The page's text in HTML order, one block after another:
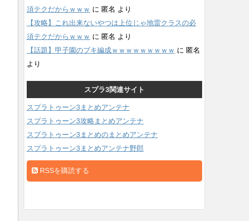
須テクだからｗｗｗ に 匿名 より
【攻略】これ出来ないやつは上位じゃ地雷クラスの必
須テクだからｗｗｗ に 匿名 より
【話題】甲子園のブキ編成ｗｗｗｗｗｗｗｗｗ に 匿名
より
スプラ3関連サイト
スプラトゥーン3まとめアンテナ
スプラトゥーン3攻略まとめアンテナ
スプラトゥーン3まとめのまとめアンテナ
スプラトゥーン3まとめアンテナ野郎
RSSを購読する